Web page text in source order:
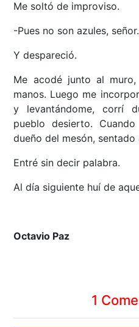
Me soltó de improviso.
-Pues no son azules,
Y despareció.
Me acodé junto al
manos. Luego me
y levantándome, corrí
pueblo desierto.
dueño del mesón,
Entré sin decir palabra.
Al día siguiente huí de
Octavio Paz
1